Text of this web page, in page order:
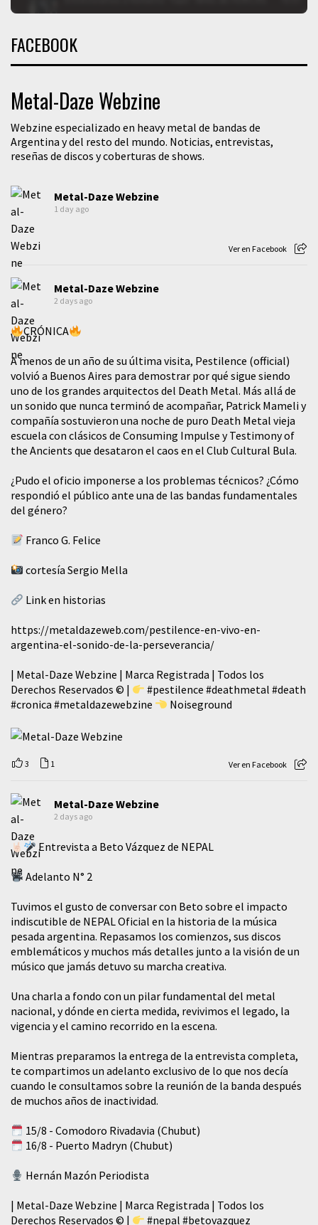
FACEBOOK
Metal-Daze Webzine
Webzine especializado en heavy metal de bandas de
Argentina y del resto del mundo. Noticias, entrevistas,
reseñas de discos y coberturas de shows.
Metal-Daze Webzine
1 day ago
Ver en Facebook
Metal-Daze Webzine
2 days ago
CRÓNICA
A menos de un año de su última visita, Pestilence (official)
volvió a Buenos Aires para demostrar por qué sigue siendo
uno de los grandes arquitectos del Death Metal. Más allá de
un sonido que nunca terminó de acompañar, Patrick Mameli y
compañía sostuvieron una noche de puro Death Metal vieja
escuela con clásicos de Consuming Impulse y Testimony of
the Ancients que desataron el caos en el Club Cultural Bula.
¿Pudo el oficio imponerse a los problemas técnicos? ¿Cómo
respondió el público ante una de las bandas fundamentales
del género?
Franco G. Felice
cortesía Sergio Mella
Link en historias
https://metaldazeweb.com/pestilence-en-vivo-en-
argentina-el-sonido-de-la-perseverancia/
| Metal-Daze Webzine | Marca Registrada | Todos los
Derechos Reservados © |
#pestilence #deathmetal #death
#cronica #metaldazewebzine Noiseground
3 1 Ver en Facebook
Metal-Daze Webzine
2 days ago
Entrevista a Beto Vázquez de NEPAL
Adelanto N° 2
Tuvimos el gusto de conversar con Beto sobre el impacto
indiscutible de NEPAL Oficial en la historia de la música
pesada argentina. Repasamos los comienzos, sus discos
emblemáticos y muchos más detalles junto a la visión de un
músico que jamás detuvo su marcha creativa.
​Una charla a fondo con un pilar fundamental del metal
nacional, y dónde en cierta medida, revivimos el legado, la
vigencia y el camino recorrido en la escena.
Mientras preparamos la entrega de la entrevista completa,
te compartimos un adelanto exclusivo de lo que nos decía
cuando le consultamos sobre la reunión de la banda después
de muchos años de inactividad.
15/8 - Comodoro Rivadavia (Chubut)
16/8 - Puerto Madryn (Chubut)
Hernán Mazón Periodista
| Metal-Daze Webzine | Marca Registrada | Todos los
Derechos Reservados © |
#nepal #betovazquez